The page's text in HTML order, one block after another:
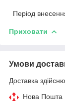
Період
Приховати
Умови
Доставка
Нова Пошта